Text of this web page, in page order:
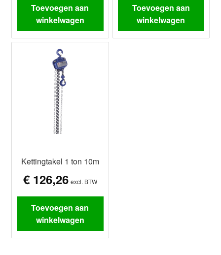
Toevoegen aan
winkelwagen
Toevoegen aan
winkelwagen
Kettingtakel 1 ton 10m
€126,26 excl. BTW
Toevoegen aan
winkelwagen